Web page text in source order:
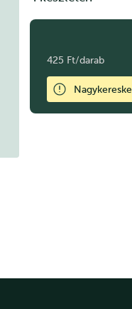
425 Ft/darab